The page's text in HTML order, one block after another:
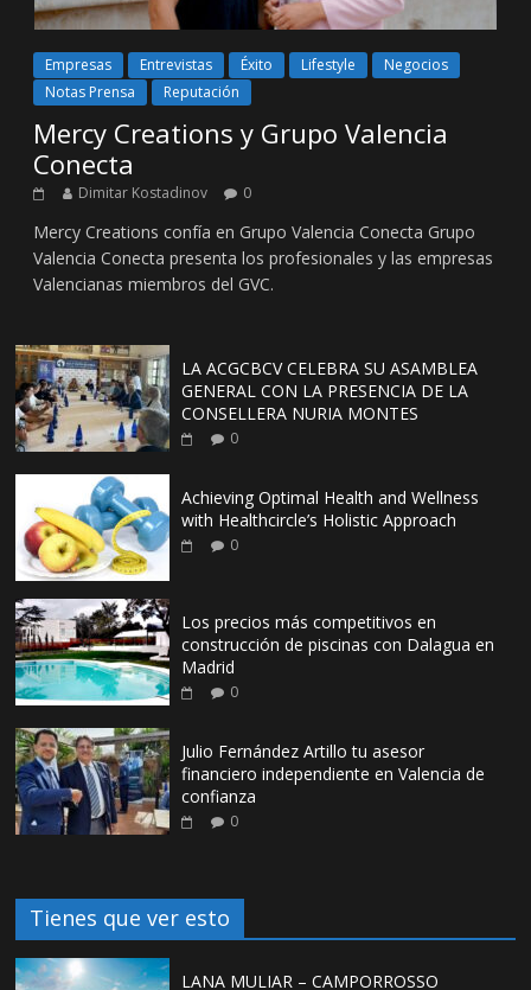
Empresas Entrevistas Éxito Lifestyle
Negocios
Notas Prensa
Reputación
Mercy Creations y Grupo Valencia
Conecta
Dimitar Kostadinov 0
Mercy Creations confía en Grupo Valencia Conecta Grupo
Valencia Conecta presenta los profesionales y las empresas
Valencianas miembros del GVC.
LA ACGCBCV CELEBRA SU ASAMBLEA
GENERAL CON LA PRESENCIA DE LA
CONSELLERA NURIA MONTES
0
Achieving Optimal Health and Wellness
with Healthcircle’s Holistic Approach
0
Los precios más competitivos en
construcción de piscinas con Dalagua en
Madrid
0
Julio Fernández Artillo tu asesor
financiero independiente en Valencia de
confianza
0
Tienes que ver esto
LANA MULIAR – CAMPORROSSO